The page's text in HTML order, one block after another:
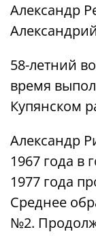
Александр
58-летний
время
Купянском
Александр
1967 года в
1977 года
Среднее
№2.